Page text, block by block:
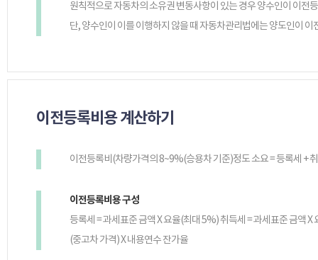
원칙적으로 자동차의 소유권 변동사항이 있는 경우 양수인이 이전
단, 양수인이 이를 이행하지 않을 때 자동차관리법에는 양도인이
이전등록비용 계산하기
이전등록비(차량가격의 8~9%(승용차 기준)정도 소요 = 등록세 +
이전등록비용 구성
등록세 = 과세표준 금액 X 요율(최대 5%) 취득세 = 과세표준 금액
(중고차 가격) X 내용연수 잔가율